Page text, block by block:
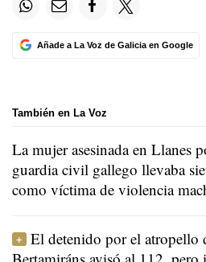
Añade a La Voz de Galicia en Google
También en La Voz
La mujer asesinada en Llanes
guardia civil gallego llevaba
como víctima de violencia
El detenido por el atropello